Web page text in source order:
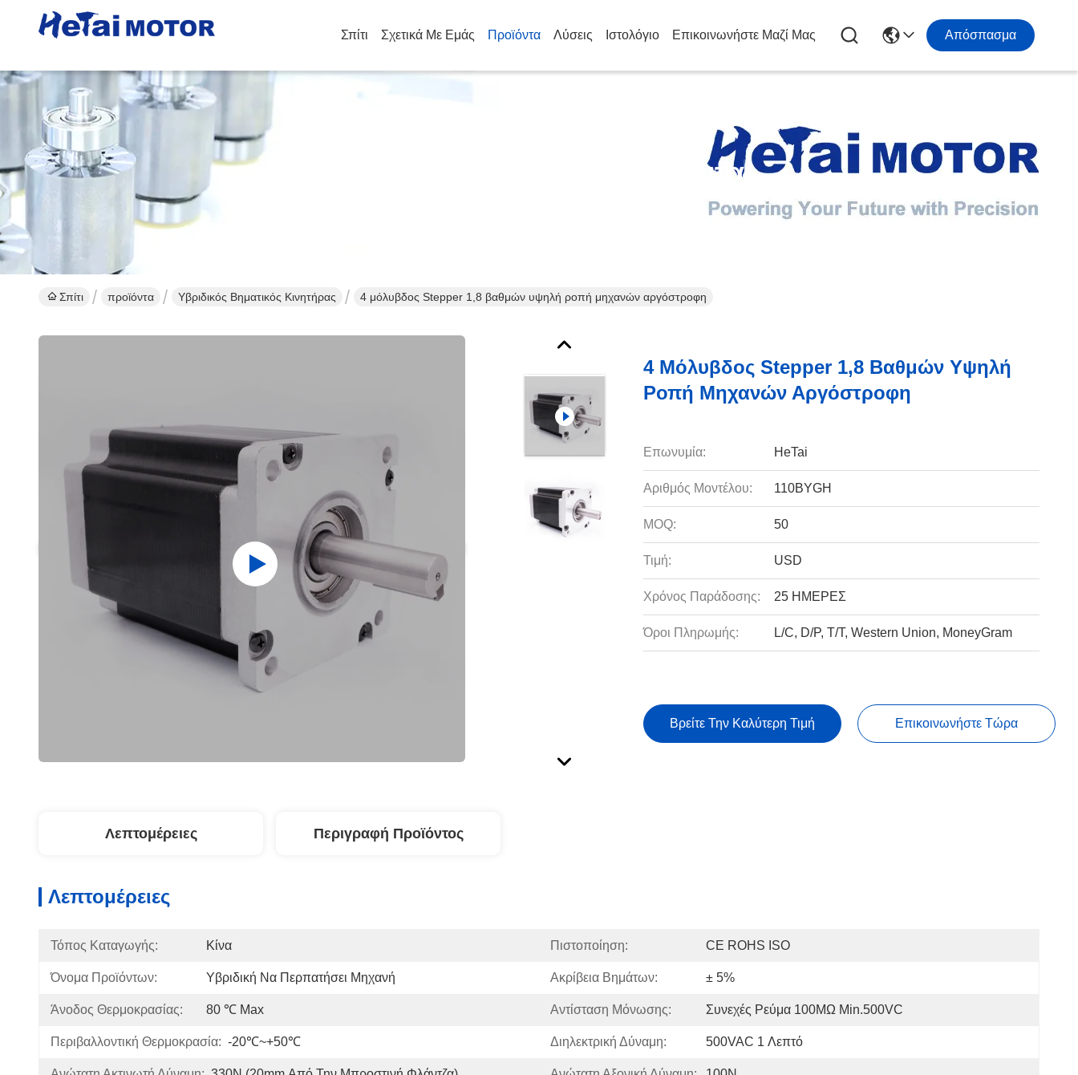
Σπίτι Σχετικά Με Εμάς Προϊόντα Λύσεις Ιστολόγιο Επικοινωνήστε Μαζί Μας Απόσπασμα
Λεπτομέρειες Για Τα Προϊόντα
Σπίτι προϊόντα Υβριδικός Βηματικός Κινητήρας 4 μόλυβδος Stepper 1,8 βαθμών υψηλή ροπή μηχανών αργόστροφη
4 Μόλυβδος Stepper 1,8 Βαθμών Υψηλή
Ροπή Μηχανών Αργόστροφη
Επωνυμία: HeTai
Αριθμός Μοντέλου: 110BYGH
MOQ: 50
Τιμή: USD
Χρόνος Παράδοσης: 25 ΗΜΕΡΕΣ
Όροι Πληρωμής: L/C, D/P, T/T, Western Union, MoneyGram
Βρείτε Την Καλύτερη Τιμή Επικοινωνήστε Τώρα
Λεπτομέρειες Περιγραφή Προϊόντος
Λεπτομέρειες
Τόπος Καταγωγής: Κίνα Πιστοποίηση: CE ROHS ISO
Όνομα Προϊόντων: Υβριδική Να Περπατήσει Μηχανή Ακρίβεια Βημάτων: ± 5%
Άνοδος Θερμοκρασίας: 80 ℃ Max Αντίσταση Μόνωσης: Συνεχές Ρεύμα 100MΩ Min.500VC
Περιβαλλοντική Θερμοκρασία: -20℃~+50℃ Διηλεκτρική Δύναμη: 500VAC 1 Λεπτό